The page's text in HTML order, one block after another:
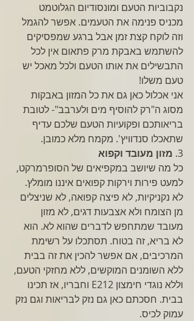
נקבוביות הטעם ומונסודיום הגלוטמט
מכניס פנימה את הטעמים. אפשר להגמל
וזה לוקח קצת זמן אבל ברגע שמפסיקים
להשתמש באבקת מרק פתאום אין לכל
התבשילים את אותו הטעם ולכל מאכל יש
טעם משלו!
אני אכלול כאן גם את כל המזון באבקות
מסוג ה"רק להוסיף מים ולערבב"- לטובת
בריאותכם ופקועיות הטעם שלכם עדיף
שתאכלו סנדוויץ'. מקמח מלא כמובן.
3. מזון מעובד וקפוא
כל מה שיושב במקפיאים של הסופרמרקט,
למעט פירות וירקות קפואים איננו מומלץ.
לא נקניקיות, לא פיצה קפואה, לא שניצלים
מן הצומח ולא אצבעות דגים, לא מזון
מעובד שמתחפש לדברים שהוא לא. הוא
לא בריא, זה בטוח. תסתכלו על רשימת
המרכיבים, אם אפשר להכין את זה בבית
ללא השומנים המוקשים, ללא מחזקי הטעם,
וללא נוגדי חימצון E212 וחבריו, אז תכינו
בבית. חסכתם כאן גם נזק לבריאות וגם נזק
עמוק לכיס.